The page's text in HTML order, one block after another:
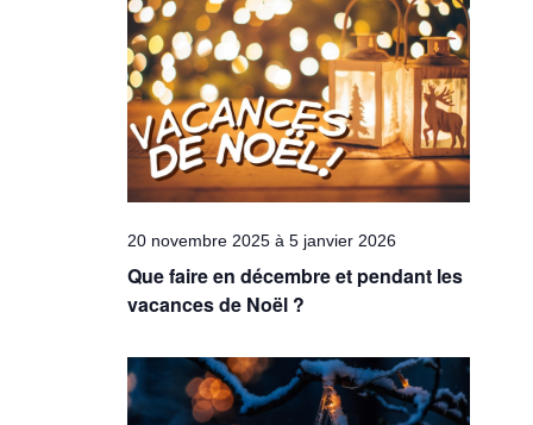
20 novembre 2025 à5 janvier 2026
Que faire en décembre et pendant les
vacances de Noël ?